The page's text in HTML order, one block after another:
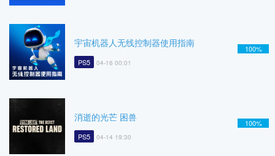
宇宙机器人无线控制器使用指南
PS5 04-16 00:01
100%
消逝的光芒 困兽
PS5 04-14 19:30
100%